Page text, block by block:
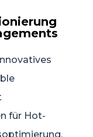
für Hot-